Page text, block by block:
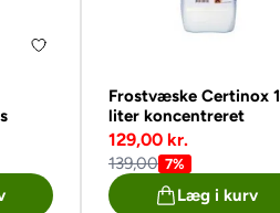
Frostvæske Certinox 1
liter koncentreret
129,00 kr.
139,00 7%
Læg i kurv